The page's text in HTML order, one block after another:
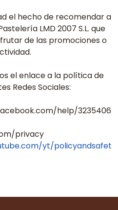
el hecho de recomendar a
LMD 2007 S.L. que
de las promociones o
el enlace a la política de
Redes Sociales:
help/3235406
privacy
yt/policyandsafet